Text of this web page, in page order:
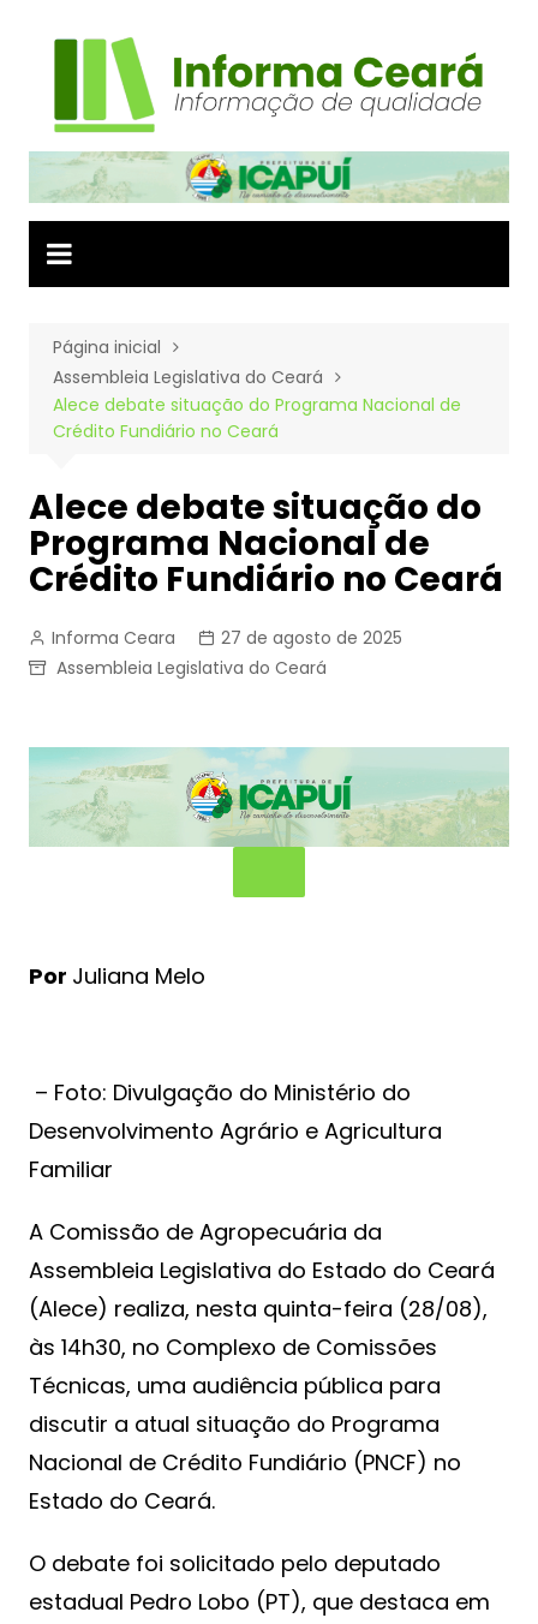
Página inicial
Assembleia Legislativa do Ceará
Alece debate situação do Programa Nacional de
Crédito Fundiário no Ceará
Alece debate situação do
Programa Nacional de
Crédito Fundiário no Ceará
Informa Ceara
27 de agosto de 2025
Assembleia Legislativa do Ceará
Por Juliana Melo
– Foto: Divulgação do Ministério do
Desenvolvimento Agrário e Agricultura
Familiar
A Comissão de Agropecuária da
Assembleia Legislativa do Estado do Ceará
(Alece) realiza, nesta quinta-feira (28/08),
às 14h30, no Complexo de Comissões
Técnicas, uma audiência pública para
discutir a atual situação do Programa
Nacional de Crédito Fundiário (PNCF) no
Estado do Ceará.
O debate foi solicitado pelo deputado
estadual Pedro Lobo (PT), que destaca em